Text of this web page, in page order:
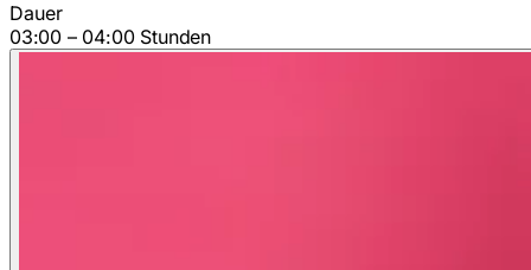
Dauer
03:00 – 04:00 Stunden